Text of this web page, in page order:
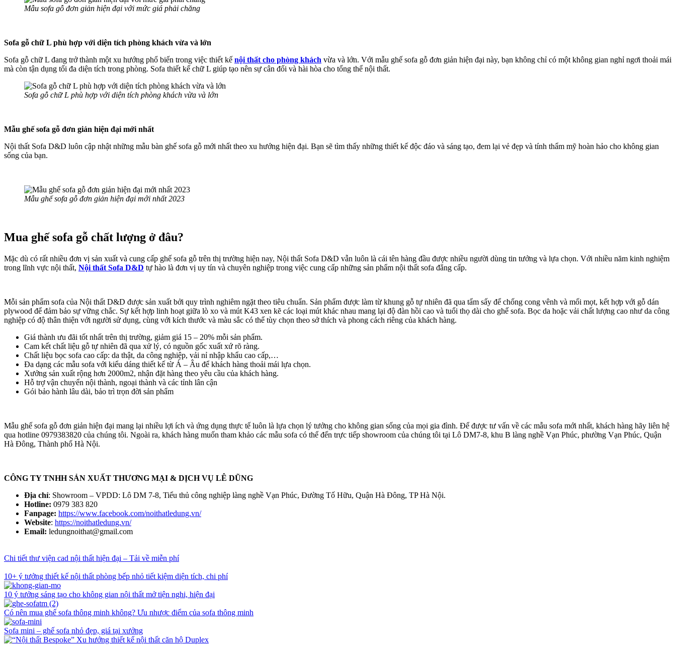
Mẫu sofa gỗ đơn giản hiện đại với mức giá phải chăng
Sofa gỗ chữ L phù hợp với diện tích phòng khách vừa và lớn
Sofa gỗ chữ L đang trở thành một xu hướng phổ biến trong việc thiết kế nội thất cho phòng khách vừa và lớn. Với mẫu ghế sofa gỗ đơn giản hiện đại này, bạn không chỉ có một không gian nghỉ ngơi thoải mái
mà còn tận dụng tối đa diện tích trong phòng. Sofa thiết kế chữ L giúp tạo nên sự cân đối và hài hòa cho tổng thể nội thất.
Sofa gỗ chữ L phù hợp với diện tích phòng khách vừa và lớn
Mẫu ghế sofa gỗ đơn giản hiện đại mới nhất
Nội thất Sofa D&D luôn cập nhật những mẫu bàn ghế sofa gỗ mới nhất theo xu hướng hiện đại. Bạn sẽ tìm thấy những thiết kế độc đáo và sáng tạo, đem lại vẻ đẹp và tính thẩm mỹ hoàn hảo cho không gian
sống của bạn.
Mẫu ghế sofa gỗ đơn giản hiện đại mới nhất 2023
Mua ghế sofa gỗ chất lượng ở đâu?
Mặc dù có rất nhiều đơn vị sản xuất và cung cấp ghế sofa gỗ trên thị trường hiện nay, Nội thất Sofa D&D vẫn luôn là cái tên hàng đầu được nhiều người dùng tin tưởng và lựa chọn. Với nhiều năm kinh nghiệm
trong lĩnh vực nội thất, Nội thất Sofa D&D tự hào là đơn vị uy tín và chuyên nghiệp trong việc cung cấp những sản phẩm nội thất sofa đẳng cấp.
Mỗi sản phẩm sofa của Nội thất D&D được sản xuất bởi quy trình nghiêm ngặt theo tiêu chuẩn. Sản phẩm được làm từ khung gỗ tự nhiên đã qua tẩm sấy để chống cong vênh và mối mọt, kết hợp với gỗ dán
plywood để đảm bảo sự vững chắc. Sự kết hợp linh hoạt giữa lò xo và mút K43 xen kẽ các loại mút khác nhau mang lại độ đàn hồi cao và tuổi thọ dài cho ghế sofa. Bọc da hoặc vải chất lượng cao như da công
nghiệp có độ thân thiện với người sử dụng, cùng với kích thước và màu sắc có thể tùy chọn theo sở thích và phong cách riêng của khách hàng.
Giá thành ưu đãi tốt nhất trên thị trường, giảm giá 15 – 20% mỗi sản phẩm.
Cam kết chất liệu gỗ tự nhiên đã qua xử lý, có nguồn gốc xuất xứ rõ ràng.
Chất liệu bọc sofa cao cấp: da thật, da công nghiệp, vải nỉ nhập khẩu cao cấp,…
Đa dạng các mẫu sofa với kiểu dáng thiết kế từ Á – Âu để khách hàng thoải mái lựa chọn.
Xưởng sản xuất rộng hơn 2000m2, nhận đặt hàng theo yêu cầu của khách hàng.
Hỗ trợ vận chuyển nội thành, ngoại thành và các tỉnh lân cận
Gói bảo hành lâu dài, bảo trì trọn đời sản phẩm
Mẫu ghế sofa gỗ đơn giản hiện đại mang lại nhiều lợi ích và ứng dụng thực tế luôn là lựa chọn lý tưởng cho không gian sống của mọi gia đình. Để được tư vấn về các mẫu sofa mới nhất, khách hàng hãy liên hệ
qua hotline 0979383820 của chúng tôi. Ngoài ra, khách hàng muốn tham khảo các mẫu sofa có thể đến trực tiếp showroom của chúng tôi tại Lô DM7-8, khu B làng nghề Vạn Phúc, phường Vạn Phúc, Quận
Hà Đông, Thành phố Hà Nội.
CÔNG TY TNHH SẢN XUẤT THƯƠNG MẠI & DỊCH VỤ LÊ DŨNG
Địa chỉ: Showroom – VPDD: Lô DM 7-8, Tiểu thủ công nghiệp làng nghề Vạn Phúc, Đường Tố Hữu, Quận Hà Đông, TP Hà Nội.
Hotline: 0979 383 820
Fanpage: https://www.facebook.com/noithatledung.vn/
Website: https://noithatledung.vn/
Email: ledungnoithat@gmail.com
Chi tiết thư viện cad nội thất hiện đại – Tải về miễn phí
10+ ý tưởng thiết kế nội thất phòng bếp nhỏ tiết kiệm diện tích, chi phí
10 ý tưởng sáng tạo cho không gian nội thất mở tiện nghi, hiện đại
Có nên mua ghế sofa thông minh không? Ưu nhược điểm của sofa thông minh
Sofa mini – ghế sofa nhỏ đẹp, giá tại xưởng